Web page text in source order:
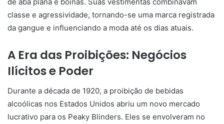
classe e agressividade, tornando-se uma marca registrada
da gangue e influenciando a moda até os dias atuais.
A Era das Proibições: Negócios
Ilícitos e Poder
Durante a década de 1920, a proibição de bebidas
alcoólicas nos Estados Unidos abriu um novo mercado
lucrativo para os Peaky Blinders. Eles se envolveram no